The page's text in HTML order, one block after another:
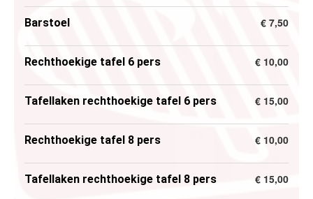
Barstoel € 7,50
Rechthoekige tafel 6 pers € 10,00
Tafellaken rechthoekige tafel 6 pers € 15,00
Rechthoekige tafel 8 pers € 10,00
Tafellaken rechthoekige tafel 8 pers € 15,00